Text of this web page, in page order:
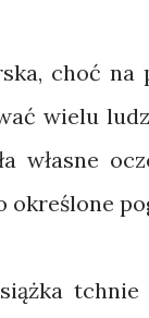
choć
wielu
własne
określone